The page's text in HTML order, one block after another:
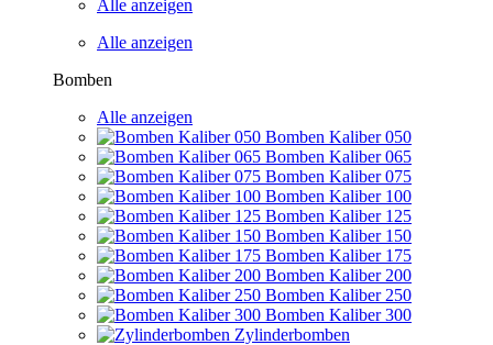
Alle anzeigen
Alle anzeigen
Bomben
Alle anzeigen
Bomben Kaliber 050
Bomben Kaliber 065
Bomben Kaliber 075
Bomben Kaliber 100
Bomben Kaliber 125
Bomben Kaliber 150
Bomben Kaliber 175
Bomben Kaliber 200
Bomben Kaliber 250
Bomben Kaliber 300
Zylinderbomben